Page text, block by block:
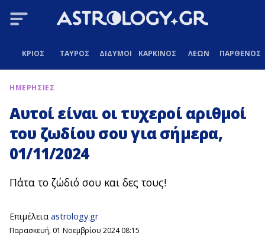
ΚΡΙΟΣ ΤΑΥΡΟΣ ΔΙΔΥΜΟΙ ΚΑΡΚΙΝΟΣ ΛΕΩΝ ΠΑΡΘΕΝΟΣ
ΗΜΕΡΗΣΙΕΣ
Αυτοί είναι οι τυχεροί αριθμοί
του ζωδίου σου για σήμερα,
01/11/2024
Πάτα το ζώδιό σου και δες τους!
Επιμέλεια astrology.gr
Παρασκευή, 01 Νοεμβρίου 2024 08:15